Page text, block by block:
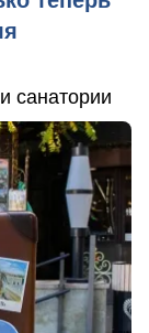
санатории